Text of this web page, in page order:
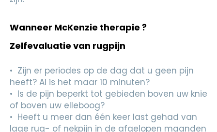
Wanneer McKenzie therapie ?
Zelfevaluatie van rugpijn
• Zijn er periodes op de dag dat u geen pijn
heeft? Al is het maar 10 minuten?
• Is de pijn beperkt tot gebieden boven uw knie
of boven uw elleboog?
• Heeft u meer dan één keer last gehad van
lage rug- of nekpijn in de afgelopen maanden